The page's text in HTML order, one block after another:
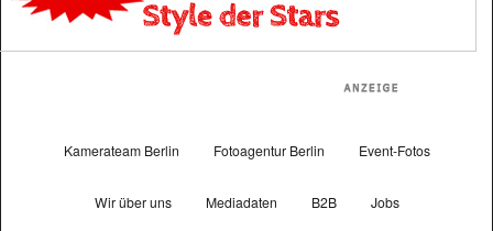
Kamerateam Berlin Fotoagentur Berlin Event-Fotos
Wir über uns Mediadaten B2B Jobs